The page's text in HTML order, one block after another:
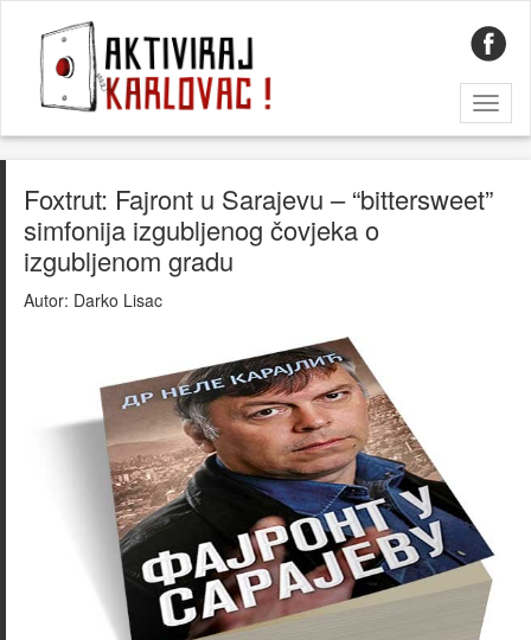
Foxtrut: Fajront u Sarajevu – “bittersweet”
simfonija izgubljenog čovjeka o
izgubljenom gradu
Autor: Darko Lisac